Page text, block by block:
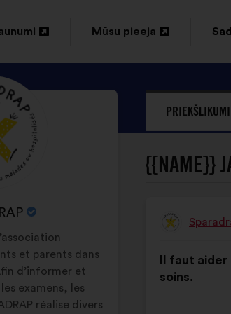
Mūsu pieeja
et parents dans
d’informer et
examens, les
réalise divers
PRIEKŠLIKUMI
{{NAME}}
Priekšlikumu
saturs:
Il faut
soins.
ir
šāds: